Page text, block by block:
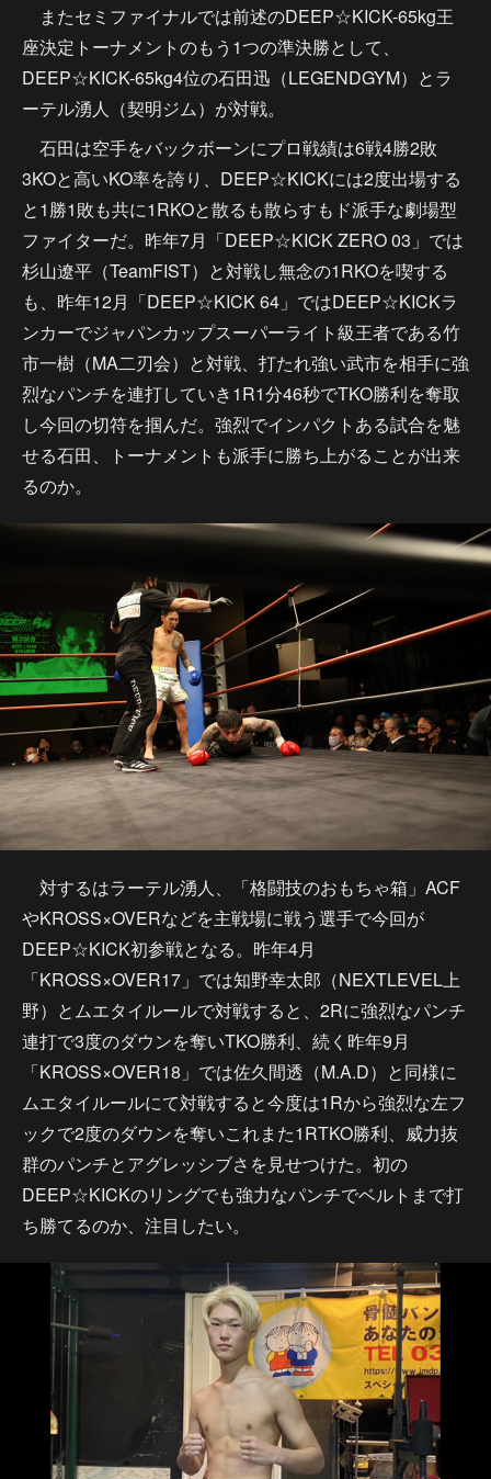
またセミファイナルでは前述のDEEP☆KICK-65kg王
座決定トーナメントのもう1つの準決勝として、
DEEP☆KICK-65kg4位の石田迅（LEGENDGYM）とラ
ーテル湧人（契明ジム）が対戦。
石田は空手をバックボーンにプロ戦績は6戦4勝2敗
3KOと高いKO率を誇り、DEEP☆KICKには2度出場する
と1勝1敗も共に1RKOと散るも散らすもド派手な劇場型
ファイターだ。昨年7月「DEEP☆KICK ZERO 03」では
杉山遼平（TeamFIST）と対戦し無念の1RKOを喫する
も、昨年12月「DEEP☆KICK 64」ではDEEP☆KICKラ
ンカーでジャパンカップスーパーライト級王者である竹
市一樹（MA二刃会）と対戦、打たれ強い武市を相手に強
烈なパンチを連打していき1R1分46秒でTKO勝利を奪取
し今回の切符を掴んだ。強烈でインパクトある試合を魅
せる石田、トーナメントも派手に勝ち上がることが出来
るのか。
対するはラーテル湧人、「格闘技のおもちゃ箱」ACF
やKROSS×OVERなどを主戦場に戦う選手で今回が
DEEP☆KICK初参戦となる。昨年4月
「KROSS×OVER17」では知野幸太郎（NEXTLEVEL上
野）とムエタイルールで対戦すると、2Rに強烈なパンチ
連打で3度のダウンを奪いTKO勝利、続く昨年9月
「KROSS×OVER18」では佐久間透（M.A.D）と同様に
ムエタイルールにて対戦すると今度は1Rから強烈な左フ
ックで2度のダウンを奪いこれまた1RTKO勝利、威力抜
群のパンチとアグレッシブさを見せつけた。初の
DEEP☆KICKのリングでも強力なパンチでベルトまで打
ち勝てるのか、注目したい。